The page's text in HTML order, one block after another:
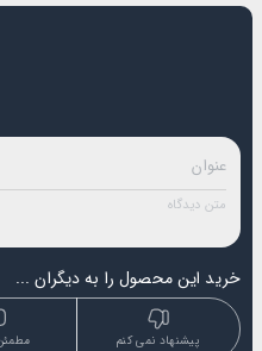
خرید این محصول را به دیگران ...
پیشنهاد نمی کنم